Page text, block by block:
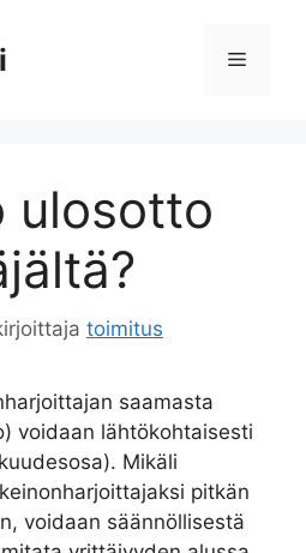
Valikko
ulosotto
toimitus
saamasta
voidaan lähtökohtaisesti
Mikäli
pitkän
voidaan säännöllisestä